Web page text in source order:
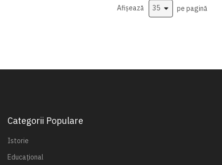
Afișează pe pagină
Categorii Populare
Istorie
Educațional